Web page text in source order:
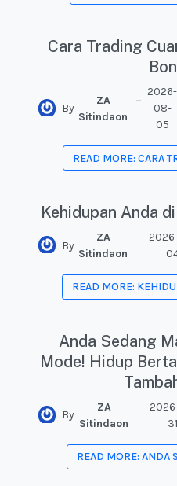
Cara Trading
By
ZA
Sitindaon
2026-
08-
05
READ MORE: CARA
Kehidupan Anda
By
ZA
Sitindaon
READ MORE:
Anda Sedang
Mode! Hidup
By
ZA
Sitindaon
31
READ MORE: ANDA